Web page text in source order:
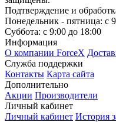
Подтверждение и
Понедельник - пятница: с
Суббота: с 9:00 до 18:00
Информация
О компании ForceX
Служба поддержки
Контакты Карта сайта
Дополнительно
Акции Производители
Личный кабинет
Личный кабинет История